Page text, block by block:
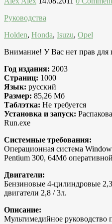
Руководства
Holden, Honda, Isuzu, Opel
Внимание! У Вас нет прав для
Год издания: 2003
Страниц: 1000
Язык: русский
Размер: 85,26 Mб
Таблэтка: Не требуется
Установка и запуск:
Run.exe
Системные требования:
Операционная система
Pentium 300, 64Мб
Двигатели:
Бензиновые 4-цилиндровые
двигатели 2,8 / 3л.
Описание:
Мультимедийное руководство